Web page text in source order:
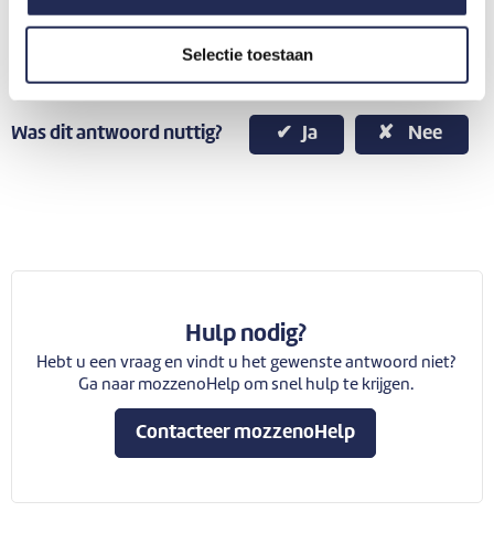
Selectie toestaan
Was dit antwoord nuttig? Ja Nee
Hulp nodig?
Hebt u een vraag en vindt u het gewenste antwoord niet?
Ga naar mozzenoHelp om snel hulp te krijgen.
Contacteer mozzenoHelp